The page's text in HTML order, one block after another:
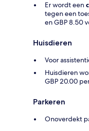
Er wordt een
tegen een
en GBP 8.50
Huisdieren
Voor
Huisdieren
GBP 20.00
Parkeren
Onoverdekt